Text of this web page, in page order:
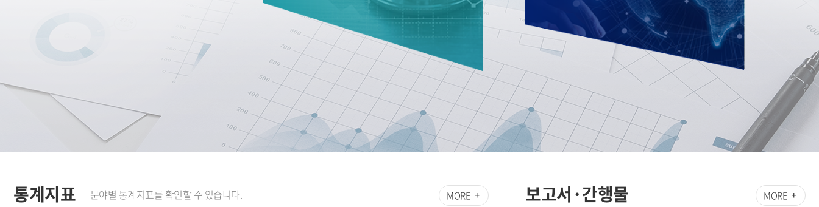
통계지표 분야별 통계지표를 확인할 수 있습니다. MORE 보고서·간행물 MORE